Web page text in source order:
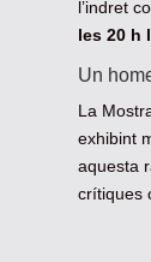
l’indret
les 20 h
Un
La
exhibint
aquesta
crítiques